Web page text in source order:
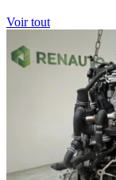
Voir tout